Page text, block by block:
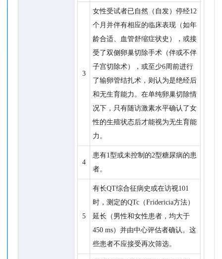
3
女性受试者已自然（自发）停经12
个月并伴有相应的临床表现（如年
龄合适、血管舒缩症状史），或接
受了双侧卵巢切除手术（伴或不伴
子宫切除术），或至少6周前进行
了输卵管结扎术，则认为是绝经后
和无生育能力。在单纯卵巢切除情
况下，只有随访激素水平确认了女
性的生殖状态后才能视为无生育能
力。
4
患有1型或未控制的2型糖尿病的患
者。
5
有长QT综合征病史或在访视101
时，测定的QTc（Fridericia方法）
延长（男性和女性患者，均大于
450 ms）并由中心评估者确认。这
些患者不应接受再次筛选。